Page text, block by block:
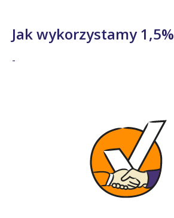
Jak wykorzystamy 1,5%
-